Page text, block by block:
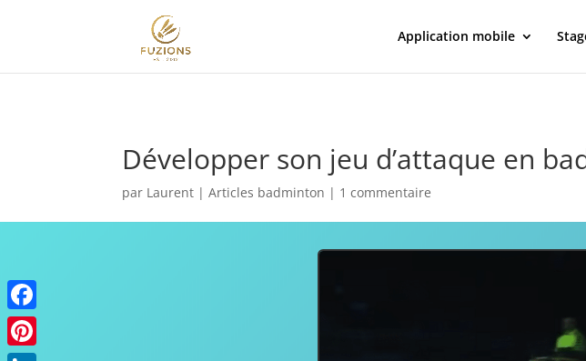
Application mobile
Développer son jeu d’attaque en
par Laurent |Articles badminton | 1 commentaire
Facebook